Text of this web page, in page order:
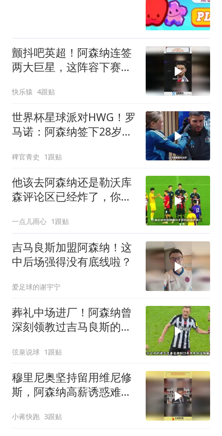
颤抖吧英超！阿森纳连签
两大巨星，这阵容下赛季
快乐猿 4跟贴
世界杯星球派对HWG！罗
马诺：阿森纳签下28岁中
万镑！阿森纳签下吉马良
斯
稗官青史 1跟贴
他该去阿森纳还是勒沃库
森评论区已经炸了，你来
一点儿雨心 1跟贴
吉马良斯加盟阿森纳！这
中后场强得没有底线啦？
爱足球的谢宇宁
葬礼中场进厂！阿森纳曾
深刻领教过吉马良斯的恐
弦泉说球 1跟贴
穆里尼奥坚持留用维尼修
斯，阿森纳高薪诱惑难动
小蒋快跑 3跟贴